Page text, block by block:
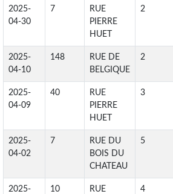
2025-
04-30
7
RUE
PIERRE
HUET
2
2025-
04-10
148
RUE DE
BELGIQUE
2
2025-
04-09
40
RUE
PIERRE
HUET
3
2025-
04-02
7
RUE DU
BOIS DU
CHATEAU
5
2025-
10
RUE
4